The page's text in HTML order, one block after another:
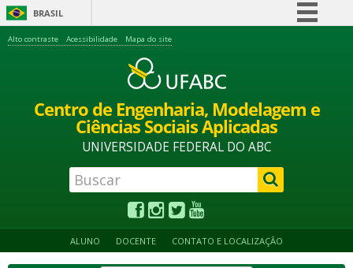
BRASIL
Acesso à informação
Legislação
Canais
Alto contraste Acessibilidade Mapa do site
Centro de Engenharia, Modelagem e
Ciências Sociais Aplicadas
UNIVERSIDADE FEDERAL DO ABC
ALUNO DOCENTE CONTATO E LOCALIZAÇÃO